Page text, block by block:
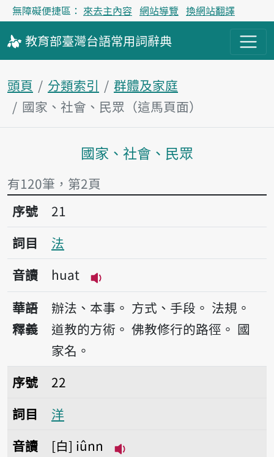
無障礙便捷區： 來去主內容 網站導覽 換網站翻譯
教育部臺灣台語常用詞辭典
頭頁 分類索引
群體及家庭
國家、社會、民眾（這馬頁面）
主內容區
國家、社會、民眾
有120筆，第2頁
序號21法
序號
21
詞目
法
音讀
huat
播放音讀huat
華語
釋義
辦法、本事。 方式、手段。 法規。
道教的方術。 佛教修行的路徑。 國
家名。
序號22洋
序號
22
詞目
洋
音讀
白 iûnn